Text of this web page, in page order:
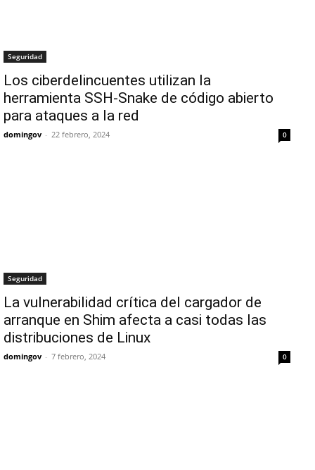
Seguridad
Los ciberdelincuentes utilizan la
herramienta SSH-Snake de código abierto
para ataques a la red
domingov - 22 febrero, 2024 0
Seguridad
La vulnerabilidad crítica del cargador de
arranque en Shim afecta a casi todas las
distribuciones de Linux
domingov - 7 febrero, 2024 0